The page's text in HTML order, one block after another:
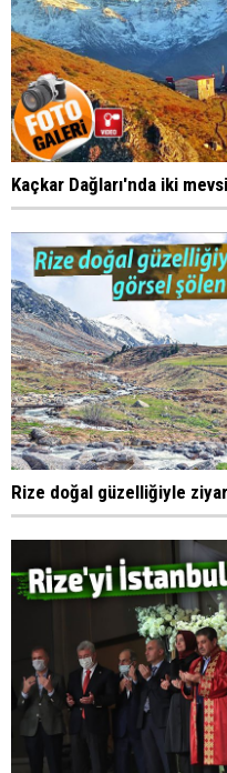
Kaçkar Dağları'nda iki
Rize doğal güzelliğiyle